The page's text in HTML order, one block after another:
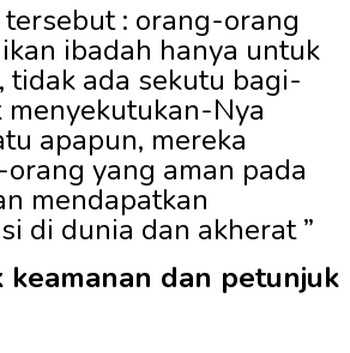
tersebut : orang-orang
ibadah hanya untuk
tidak ada sekutu bagi-
menyekutukan-Nya
apapun, mereka
yang aman pada
mendapatkan
di dunia dan akherat ”
dan petunjuk